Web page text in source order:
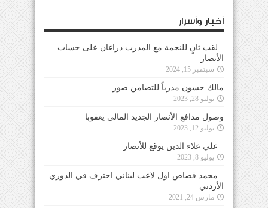
أخبار وأسرار
لقب ثانٍ للنجمة مع المدرب دراغان على حساب
الأنصار
سبتمبر 15, 2024
مالك حسون مدرباً للتضامن صور
يوليو 28, 2023
وصول مدافع الأنصار الجديد المالي يعقوبا
يوليو 12, 2023
علي علاء الدين يوقع للأنصار
يوليو 8, 2023
محمد قصاص اول لاعب لبناني احترف في الدوري
الأردني
مارس 24, 2021